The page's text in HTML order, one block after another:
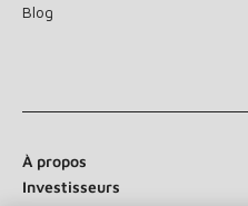
Blog
À propos
Investisseurs